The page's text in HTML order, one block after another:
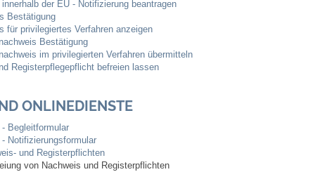
Rathaus
der EU - Notifizierung beantragen
Bestätigung
für privilegiertes Verfahren anzeigen
Bestätigung
im privilegierten Verfahren übermitteln
Registerpflegepflicht befreien lassen
ONLINEDIENSTE
Begleitformular
Notifizierungsformular
und Registerpflichten
von Nachweis und Registerpflichten